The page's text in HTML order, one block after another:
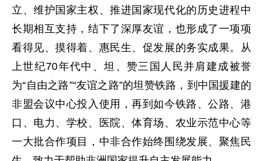
立、维护国家主权、推进国家现代化的历史进程中
长期相互支持，结下了深厚友谊，也形成了一项项
看得见、摸得着、惠民生、促发展的务实成果。从
上世纪70年代中、坦、赞三国人民并肩建成被誉
为“自由之路”“友谊之路”的坦赞铁路，到中国援建的
非盟会议中心投入使用，再到如今铁路、公路、港
口、电力、学校、医院、体育场、农业示范中心等
一大批合作项目，中非合作始终围绕发展、聚焦民